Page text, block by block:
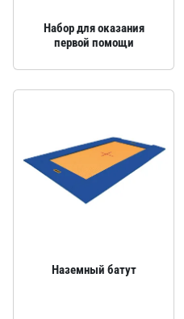
Набор для оказания
первой помощи
Наземный батут